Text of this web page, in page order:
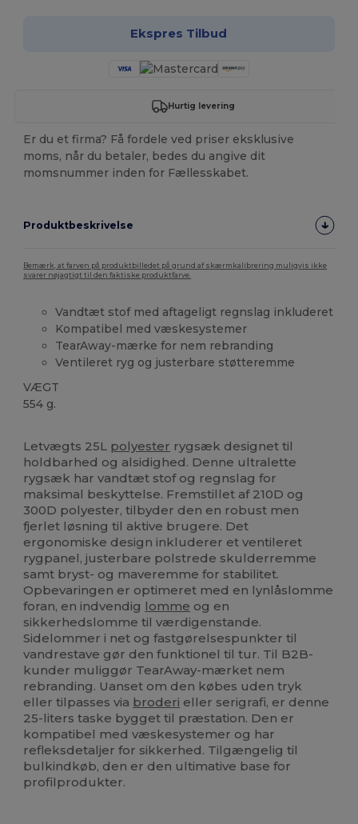
Ekspres Tilbud
Hurtig levering
Er du et firma? Få fordele ved priser eksklusive
moms, når du betaler, bedes du angive dit
momsnummer inden for Fællesskabet.
Produktbeskrivelse
Bemærk, at farven på produktbilledet på grund af skærmkalibrering muligvis ikke
svarer nøjagtigt til den faktiske produktfarve.
Vandtæt stof med aftageligt regnslag inkluderet
Kompatibel med væskesystemer
TearAway-mærke for nem rebranding
Ventileret ryg og justerbare støtteremme
VÆGT
554 g.
Letvægts 25L polyester rygsæk designet til
holdbarhed og alsidighed. Denne ultralette
rygsæk har vandtæt stof og regnslag for
maksimal beskyttelse. Fremstillet af 210D og
300D polyester, tilbyder den en robust men
fjerlet løsning til aktive brugere. Det
ergonomiske design inkluderer et ventileret
rygpanel, justerbare polstrede skulderremme
samt bryst- og maveremme for stabilitet.
Opbevaringen er optimeret med en lynlåslomme
foran, en indvendig lomme og en
sikkerhedslomme til værdigenstande.
Sidelommer i net og fastgørelsespunkter til
vandrestave gør den funktionel til tur. Til B2B-
kunder muliggør TearAway-mærket nem
rebranding. Uanset om den købes uden tryk
eller tilpasses via broderi eller serigrafi, er denne
25-liters taske bygget til præstation. Den er
kompatibel med væskesystemer og har
refleksdetaljer for sikkerhed. Tilgængelig til
bulkindkøb, den er den ultimative base for
profilprodukter.